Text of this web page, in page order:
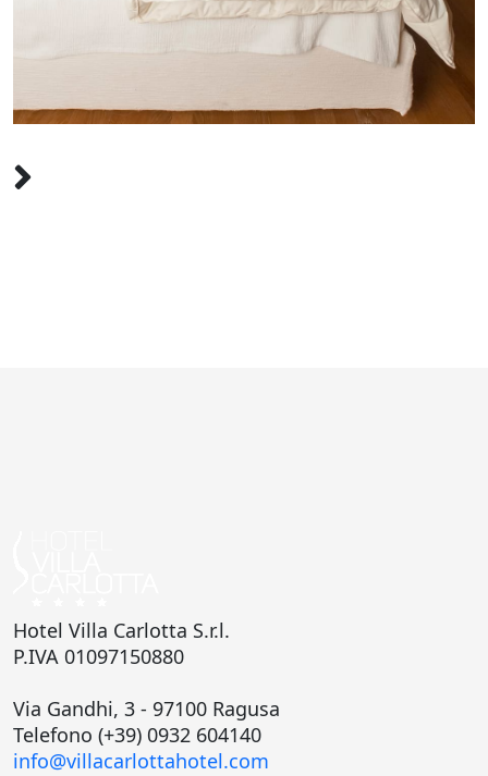
Hotel Villa Carlotta S.r.l.
P.IVA 01097150880
Via Gandhi, 3 - 97100 Ragusa
Telefono (+39) 0932 604140
info@villacarlottahotel.com